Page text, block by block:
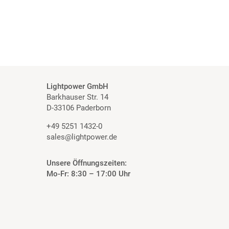
Lightpower GmbH
Barkhauser Str. 14
D-33106 Paderborn
+49 5251 1432-0
sales@lightpower.de
Unsere Öffnungszeiten:
Mo-Fr: 8:30 – 17:00 Uhr